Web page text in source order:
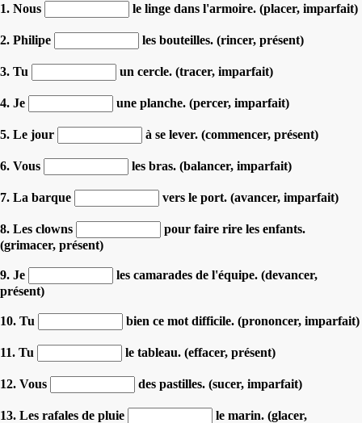
1. Nous le linge dans l'armoire. (placer, imparfait)
2. Philipe les bouteilles. (rincer, présent)
3. Tu un cercle. (tracer, imparfait)
4. Je une planche. (percer, imparfait)
5. Le jour à se lever. (commencer, présent)
6. Vous les bras. (balancer, imparfait)
7. La barque vers le port. (avancer, imparfait)
8. Les clowns
pour faire rire les enfants.
(grimacer, présent)
9. Je
les camarades de l'équipe. (devancer,
présent)
10. Tu bien ce mot difficile. (prononcer, imparfait)
11. Tu le tableau. (effacer, présent)
12. Vous des pastilles. (sucer, imparfait)
13. Les rafales de pluie
le marin. (glacer,